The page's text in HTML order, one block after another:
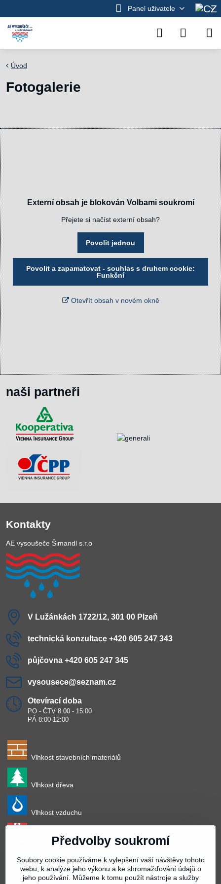
Panel uživatele
Úvod
Fotogalerie
Externí obsah je blokován Volbami soukromí
Přejete si načíst externí obsah?
Povolit jednou
Povolit a zapamatovat - souhlas s druhem cookie:
Funkční
Otevřít obsah v novém okně
naši partneři
Kontakty
AE vysoušeče Šimandl s.r.o
V Lužánkách 1722/12, 301 00 Plzeň
technická konzultace +420 605 247 343
půjčovna +420 605 247 345
vysousece​@seznam​.cz
Otevírací doba
PO - ČTV 8:00 - 15:00
PÁ 8:00-12:00
Vlhkost stavebních materiálů
Vlhkost dřeva
Vlhkost vzduchu
Teplota vzduchu
Teplota povrchu
Předvolby soukromí
Soubory cookie používáme k vylepšení vaší návštěvy tohoto
webu, k analýze jeho výkonu a ke shromažďování údajů o
jeho používání. Můžeme k tomu použít nástroje a služby